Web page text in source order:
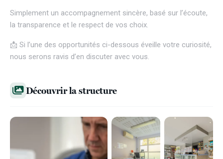
Simplement un accompagnement sincère, basé sur l’écoute,
la transparence et le respect de vos choix.
📩 Si l’une des opportunités ci-dessous éveille votre curiosité,
nous serons ravis d’en discuter avec vous.
Découvrir la structure